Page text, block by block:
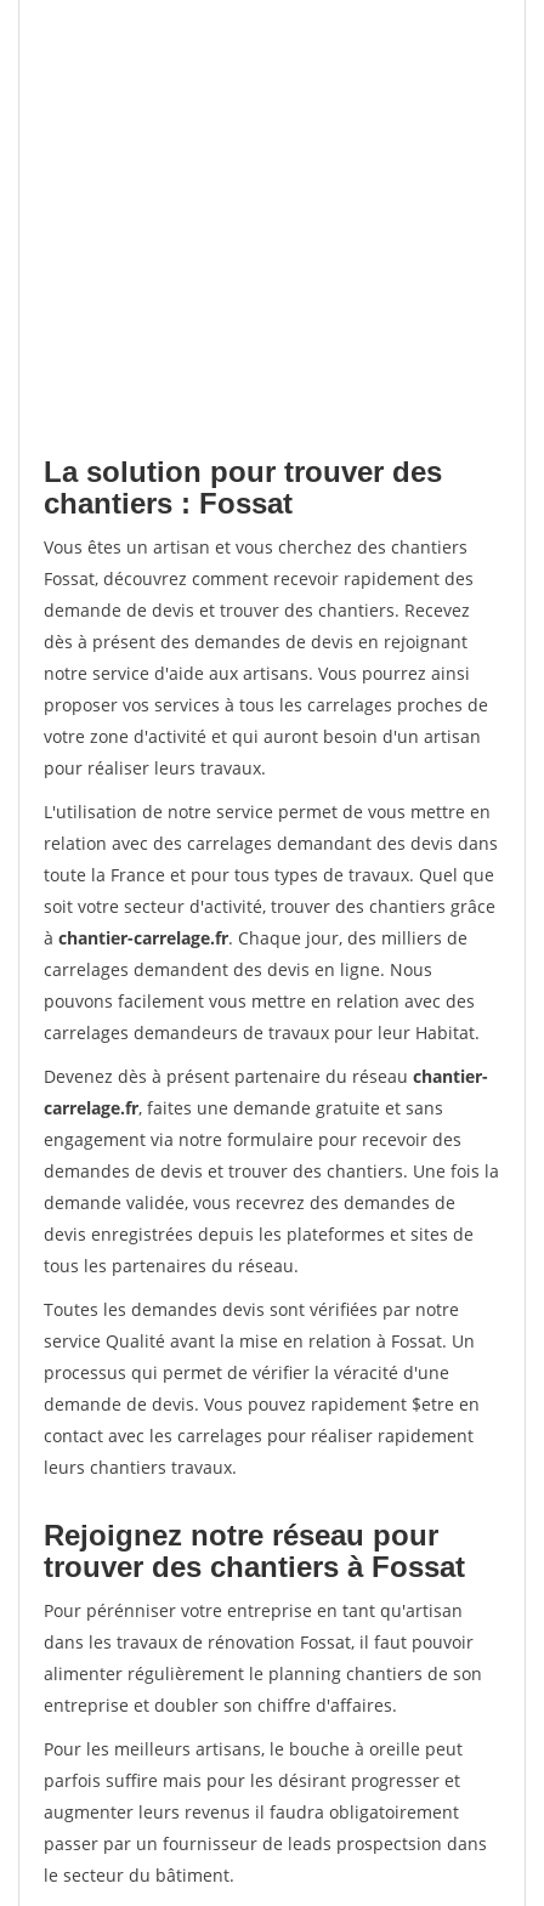
La solution pour trouver des
chantiers : Fossat
Vous êtes un artisan et vous cherchez des chantiers
Fossat, découvrez comment recevoir rapidement des
demande de devis et trouver des chantiers. Recevez
dès à présent des demandes de devis en rejoignant
notre service d'aide aux artisans. Vous pourrez ainsi
proposer vos services à tous les carrelages proches de
votre zone d'activité et qui auront besoin d'un artisan
pour réaliser leurs travaux.
L'utilisation de notre service permet de vous mettre en
relation avec des carrelages demandant des devis dans
toute la France et pour tous types de travaux. Quel que
soit votre secteur d'activité, trouver des chantiers grâce
à chantier-carrelage.fr. Chaque jour, des milliers de
carrelages demandent des devis en ligne. Nous
pouvons facilement vous mettre en relation avec des
carrelages demandeurs de travaux pour leur Habitat.
Devenez dès à présent partenaire du réseau chantier-
carrelage.fr, faites une demande gratuite et sans
engagement via notre formulaire pour recevoir des
demandes de devis et trouver des chantiers. Une fois la
demande validée, vous recevrez des demandes de
devis enregistrées depuis les plateformes et sites de
tous les partenaires du réseau.
Toutes les demandes devis sont vérifiées par notre
service Qualité avant la mise en relation à Fossat. Un
processus qui permet de vérifier la véracité d'une
demande de devis. Vous pouvez rapidement $etre en
contact avec les carrelages pour réaliser rapidement
leurs chantiers travaux.
Rejoignez notre réseau pour
trouver des chantiers à Fossat
Pour pérénniser votre entreprise en tant qu'artisan
dans les travaux de rénovation Fossat, il faut pouvoir
alimenter régulièrement le planning chantiers de son
entreprise et doubler son chiffre d'affaires.
Pour les meilleurs artisans, le bouche à oreille peut
parfois suffire mais pour les désirant progresser et
augmenter leurs revenus il faudra obligatoirement
passer par un fournisseur de leads prospectsion dans
le secteur du bâtiment.